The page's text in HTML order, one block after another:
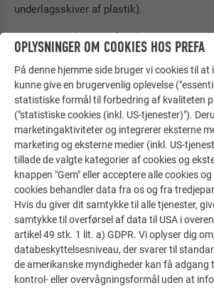
underlagsskiver af plastik).
Ved anvendelse udenfor skal der sørges
materialeadskillelse.
PREFABOND skal beskyttes mod
andre bygningsdele (f.eks. beton) eller fra
omgivelser, f.eks. tøsalt).
Materialekombination
Landlig
atmosfære
By-
Zink + +
Rustfrit stål + +
OPLYSNINGER OM COOKIES HOS PREFA
På denne hjemme side bruger vi cookies til
kunne give en brugervenlig oplevelse
statistiske formål til forbedring af kvaliteten
("statistiske cookies (inkl. US-tjenester)").
marketingaktiviteter og integrerer eksterne
marketing og eksterne medier (inkl. US-
tillade de valgte kategorier af cookies og
knappen "Gem" eller acceptere alle cookies
cookies behandler data fra os og fra
Hvis du giver dit samtykke til alle tjenester,
samtykke til overførsel af data til USA i
artikel 49 stk. 1 lit. a) GDPR. Vi oplyser dig
databeskyttelsesniveau, der svarer til
de amerikanske myndigheder kan få adgang
kontrol- eller overvågningsformål uden at